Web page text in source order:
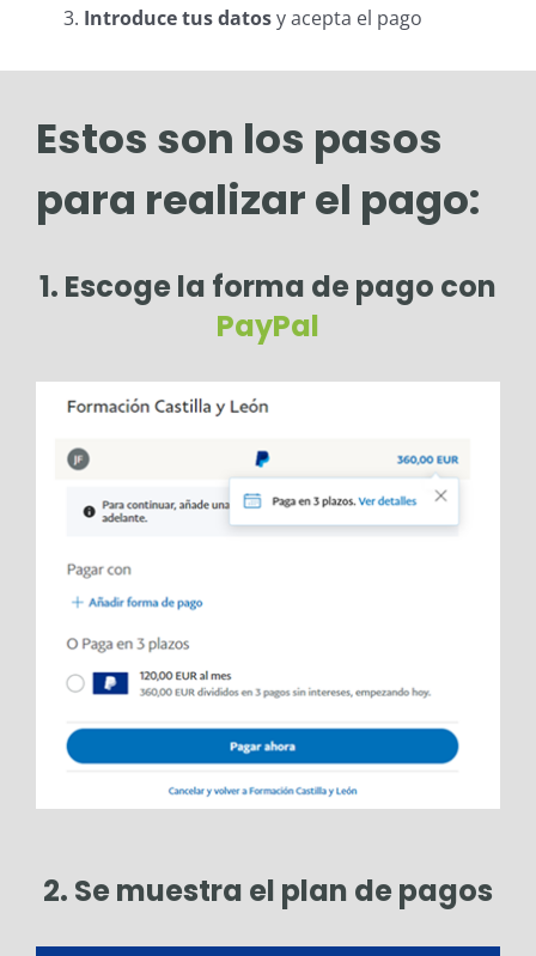
Introduce tus datosy acepta el pago
Estos son los pasos
para realizar el pago:
1. Escoge la forma de pago con
PayPal
2. Se muestra el plan de pagos